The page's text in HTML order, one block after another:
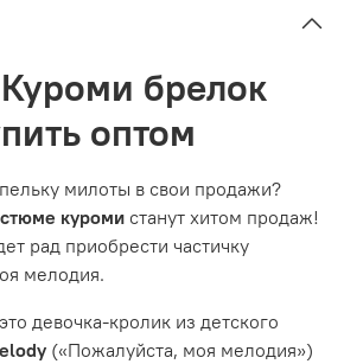
брелок
оптом
милоты в свои продажи?
куроми станут хитом продаж!
рад приобрести частичку
мелодия.
девочка-кролик из детского
(«Пожалуйста, моя мелодия»)